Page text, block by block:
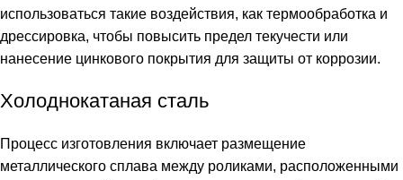
использоваться такие воздействия, как термообработка и
дрессировка, чтобы повысить предел текучести или
нанесение цинкового покрытия для защиты от коррозии.
Холоднокатаная сталь
Процесс изготовления включает размещение
металлического сплава между роликами, расположенными